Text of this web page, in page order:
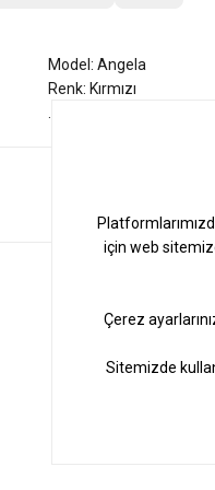
Model: Angela
Renk: Kırmızı